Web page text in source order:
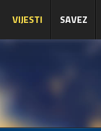
VIJESTI SAVEZ